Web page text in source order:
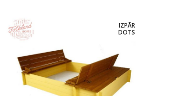
IZPĀR
DOTS